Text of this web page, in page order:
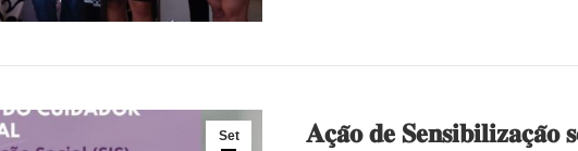
Set
𝐀𝐜̧𝐚̃𝐨 𝐝𝐞 𝐒𝐞𝐧𝐬𝐢𝐛𝐢𝐥𝐢𝐳𝐚𝐜̧𝐚̃𝐨